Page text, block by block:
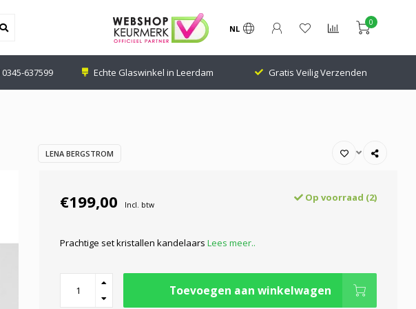
NL
0
0345-637599 Echte Glaswinkel in Leerdam Gratis Veilig Verzenden
LENA BERGSTROM
€199,00 Incl. btw
Op voorraad (2)
Prachtige set kristallen kandelaars Lees meer..
Toevoegen aan winkelwagen